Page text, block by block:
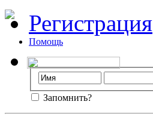
Регистрация
Помощь
Запомнить?